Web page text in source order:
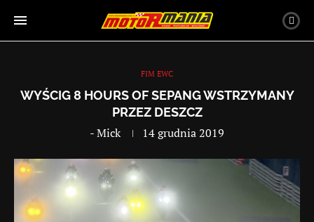
FIM EWC
WYŚCIG 8 HOURS OF SEPANG WSTRZYMANY
PRZEZ DESZCZ
-Mick 14 grudnia 2019